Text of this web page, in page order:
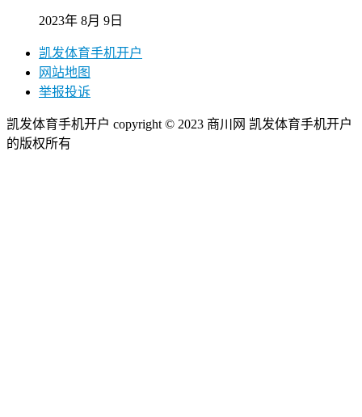
2023年 8月 9日
凯发体育手机开户
网站地图
举报投诉
凯发体育手机开户 copyright © 2023 商川网 凯发体育手机开户
的版权所有